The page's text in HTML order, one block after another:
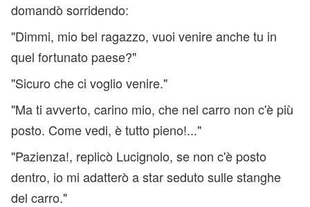
domandò sorridendo:
"Dimmi, mio bel ragazzo, vuoi venire anche tu in
quel fortunato paese?"
"Sicuro che ci voglio venire."
"Ma ti avverto, carino mio, che nel carro non c'è più
posto. Come vedi, è tutto pieno!..."
"Pazienza!, replicò Lucignolo, se non c'è posto
dentro, io mi adatterò a star seduto sulle stanghe
del carro."